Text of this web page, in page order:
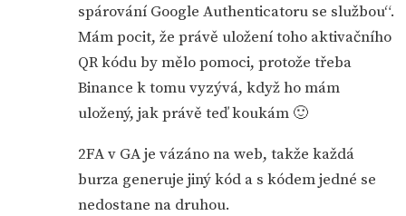
spárování Google Authenticatoru se službou“.
Mám pocit, že právě uložení toho aktivačního
QR kódu by mělo pomoci, protože třeba
Binance k tomu vyzývá, když ho mám
uložený, jak právě teď koukám 🙂
2FA v GA je vázáno na web, takže každá
burza generuje jiný kód a s kódem jedné se
nedostane na druhou.